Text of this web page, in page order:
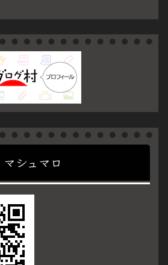
マシュマロ